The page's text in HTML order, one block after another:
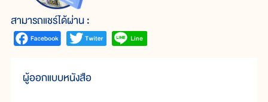
สามารถแชร์ได้ผ่าน :
ผู้ออกแบบหนังสือ